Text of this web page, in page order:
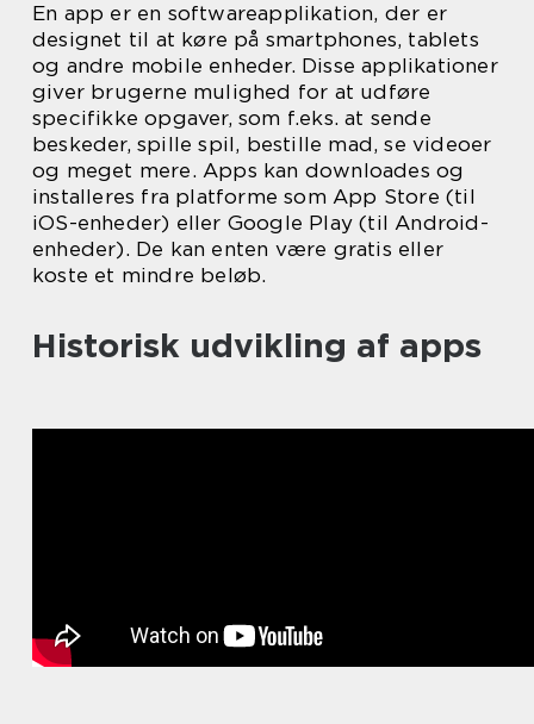
En app er en softwareapplikation, der er
designet til at køre på smartphones, tablets
og andre mobile enheder. Disse applikationer
giver brugerne mulighed for at udføre
specifikke opgaver, som f.eks. at sende
beskeder, spille spil, bestille mad, se videoer
og meget mere. Apps kan downloades og
installeres fra platforme som App Store (til
iOS-enheder) eller Google Play (til Android-
enheder). De kan enten være gratis eller
koste et mindre beløb.
Historisk udvikling af apps